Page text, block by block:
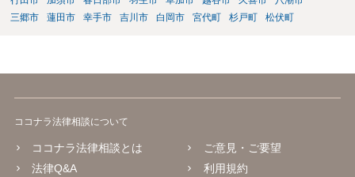
三郷市
蓮田市 幸手市 吉川市 白岡市 宮代町 杉戸町 松伏町
ココナラ法律相談について
ココナラ法律相談とは
法律Q&A
ご意見・ご要望
利用規約